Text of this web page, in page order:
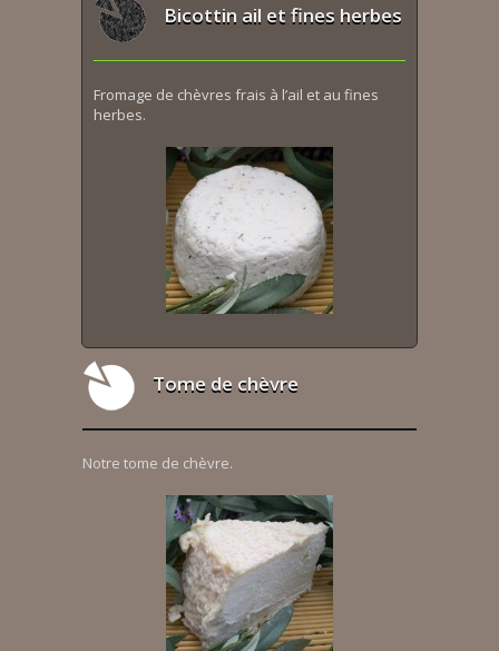
Bicottin ail et fines herbes
Fromage de chèvres frais à l’ail et au fines
herbes.
Tome de chèvre
Notre tome de chèvre.